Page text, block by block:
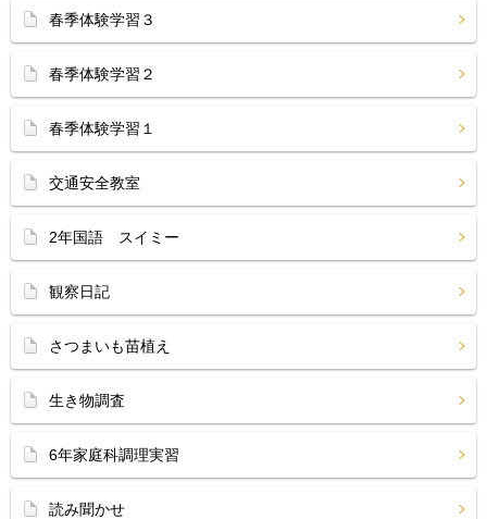
春季体験学習３
春季体験学習２
春季体験学習１
交通安全教室
2年国語 スイミー
観察日記
さつまいも苗植え
生き物調査
6年家庭科調理実習
読み聞かせ